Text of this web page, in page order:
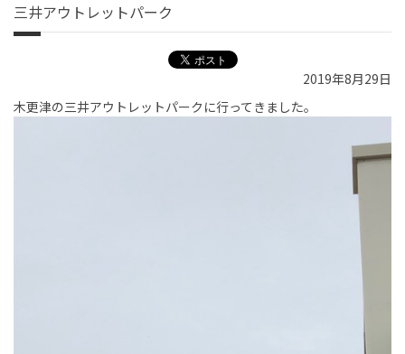
三井アウトレットパーク
2019年8月29日
木更津の三井アウトレットパークに行ってきました。